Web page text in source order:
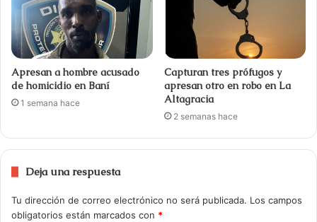
Apresan a hombre acusado
de homicidio en Baní
1 semana hace
Capturan tres prófugos y
apresan otro en robo en La
Altagracia
2 semanas hace
Deja una respuesta
Tu dirección de correo electrónico no será publicada. Los campos
obligatorios están marcados con *